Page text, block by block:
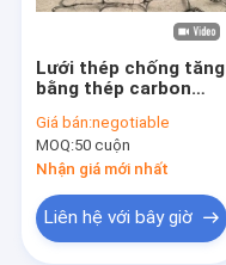
Lưới thép chống tăng
bằng thép carbon
mọi loại vũ khí chống
tăng
Giá bán:negotiable
MOQ:50 cuộn
Nhận giá mới nhất
Liên hệ với bây giờ